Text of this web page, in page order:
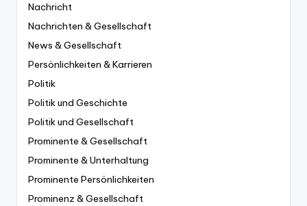
Nachricht
Nachrichten & Gesellschaft
News & Gesellschaft
Persönlichkeiten & Karrieren
Politik
Politik und Geschichte
Politik und Gesellschaft
Prominente & Gesellschaft
Prominente & Unterhaltung
Prominente Persönlichkeiten
Prominenz & Gesellschaft